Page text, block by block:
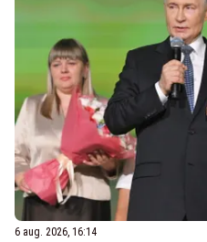
6 aug. 2026, 16:14